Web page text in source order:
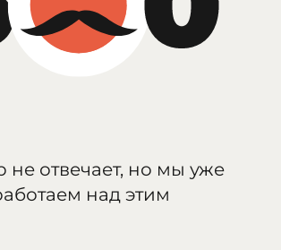
не отвечает, но мы уже
над этим